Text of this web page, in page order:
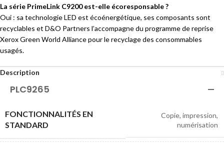
La série PrimeLink C9200 est-elle écoresponsable ?
Oui : sa technologie LED est écoénergétique, ses composants sont
recyclables et D&O Partners l’accompagne du programme de reprise
Xerox Green World Alliance pour le recyclage des consommables
usagés.
Description
PLC9265
FONCTIONNALITÉS EN
STANDARD
Copie, impression,
numérisation